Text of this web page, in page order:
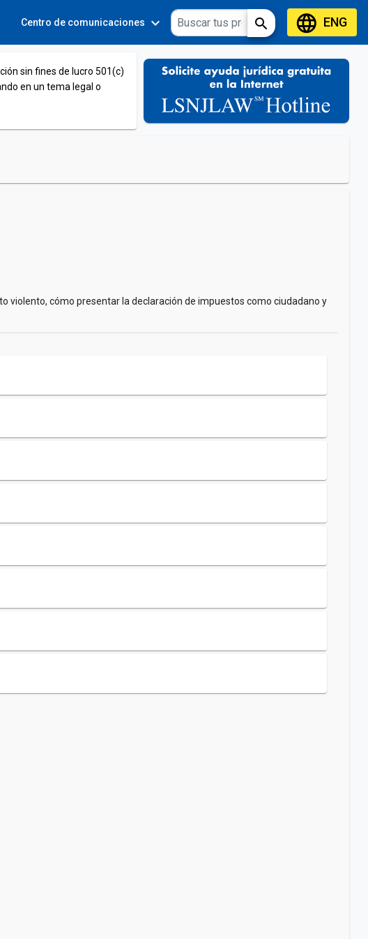
Centro de comunicaciones expand_more Toolsexpand_more search languageENG
sin fines de lucro 501(c)
en un tema legal o
violento, cómo presentar la declaración de impuestos como ciudadano y